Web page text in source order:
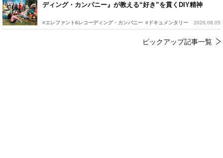
ディング・カンパニー』が教える“好き”を貫くDIY精神
#エレファント6レコーディング・カンパニー #ドキュメンタリー 2026.08.05
ピックアップ記事一覧